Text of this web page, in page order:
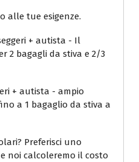
alle tue esigenze.
+ autista - Il
2 bagagli da stiva e 2/3
+ autista - ampio
a 1 bagaglio da stiva a
Preferisci uno
noi calcoleremo il costo